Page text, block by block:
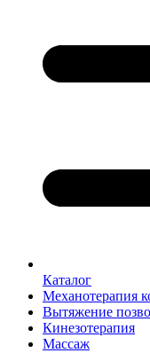
Каталог
Механотерапия
Вытяжение
Кинезотерапия
Массаж